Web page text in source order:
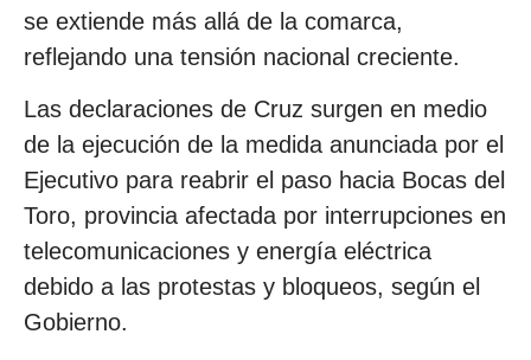
se extiende más allá de la comarca,
reflejando una tensión nacional creciente.
Las declaraciones de Cruz surgen en medio
de la ejecución de la medida anunciada por el
Ejecutivo para reabrir el paso hacia Bocas del
Toro, provincia afectada por interrupciones en
telecomunicaciones y energía eléctrica
debido a las protestas y bloqueos, según el
Gobierno.